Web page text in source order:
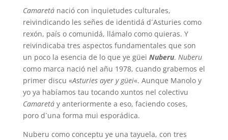
Camaretánació con inquietudes culturales,
reivindicando les señes de identidá d´Asturies como
rexón, país o comunidá, llámalo como quieras. Y
reivindicaba tres aspectos fundamentales que son
un poco la esencia de lo que ye güei Nuberu. Nuberu
como marca nació nel añu 1978, cuando grabemos el
primer discu «Asturies ayer y güei«. Aunque Manolo y
yo ya habíamos tau tocando xuntos nel colectivu
Camaretáy anteriormente a eso, faciendo coses,
poro d´una forma mui esporádica.
Nuberu como conceptu ye una tayuela, con tres